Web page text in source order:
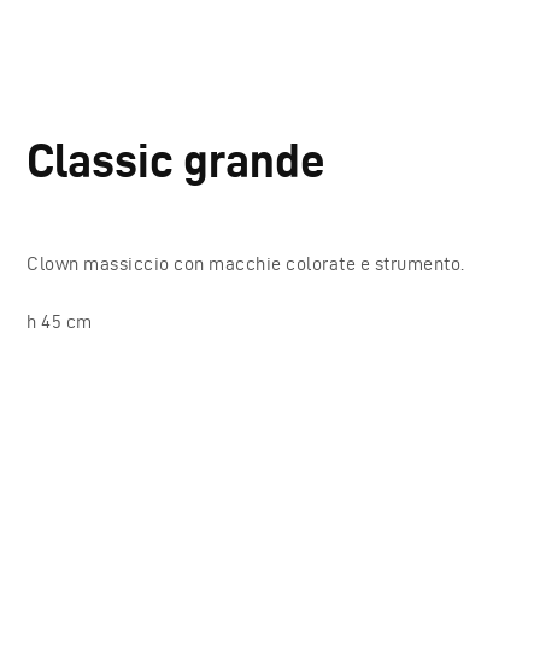
Classic grande
Clown massiccio con macchie colorate e strumento.
h 45 cm